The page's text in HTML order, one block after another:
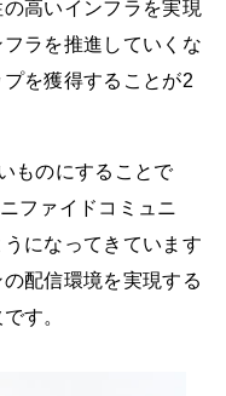
高いインフラを実現
ラを推進していくな
を獲得することが2
ものにすることで
ファイドコミュニ
になってきています
配信環境を実現する
す。